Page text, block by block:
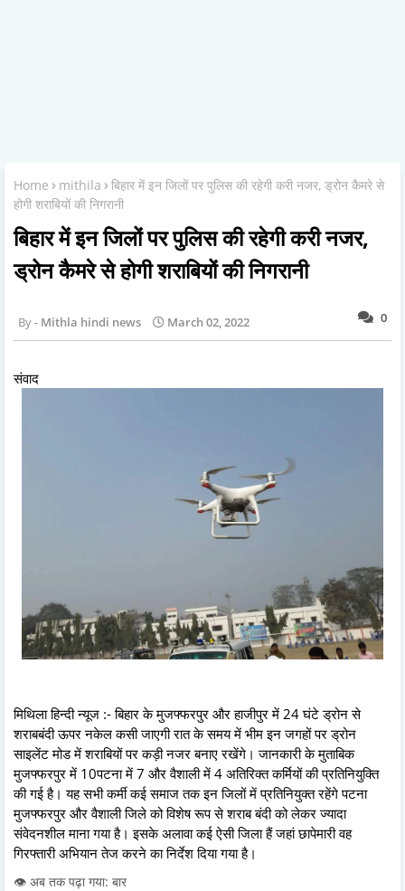
Home mithila
बिहार में इन जिलों पर पुलिस की रहेगी करी नजर, ड्रोन कैमरे से
होगी शराबियों की निगरानी
बिहार में इन जिलों पर पुलिस की रहेगी करी नजर,
ड्रोन कैमरे से होगी शराबियों की निगरानी
0
Mithla hindi news March 02, 2022
संवाद
मिथिला हिन्दी न्यूज :- बिहार के मुजफ्फरपुर और हाजीपुर में 24 घंटे ड्रोन से
शराबबंदी ऊपर नकेल कसी जाएगी रात के समय में भीम इन जगहों पर ड्रोन
साइलेंट मोड में शराबियों पर कड़ी नजर बनाए रखेंगे। जानकारी के मुताबिक
मुजफ्फरपुर में 10पटना में 7 और वैशाली में 4 अतिरिक्त कर्मियों की प्रतिनियुक्ति
की गई है। यह सभी कर्मी कई समाज तक इन जिलों में प्रतिनियुक्त रहेंगे पटना
मुजफ्फरपुर और वैशाली जिले को विशेष रूप से शराब बंदी को लेकर ज्यादा
संवेदनशील माना गया है। इसके अलावा कई ऐसी जिला हैं जहां छापेमारी वह
गिरफ्तारी अभियान तेज करने का निर्देश दिया गया है।
👁️ अब तक पढ़ा गया: बार